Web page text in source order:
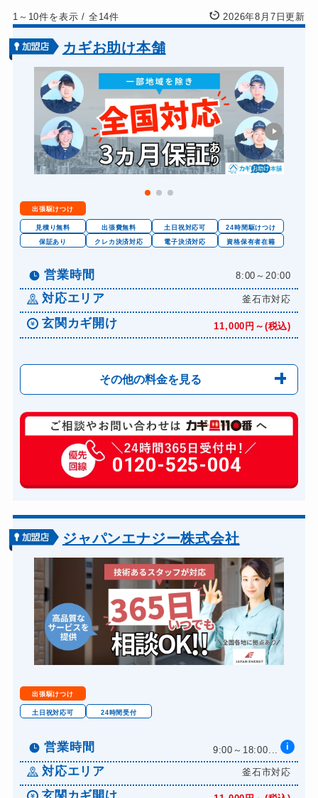
1～10件を表示/ 全14件 2026年8月7日更新
カギお助け本舗
出張駆けつけ
見積り無料 出張費無料 土日祝対応可
24時間駆けつけ
保証あり
クレカ決済対応 電子決済対応 資格保有者在籍
営業時間 8:00～20:00
対応エリア 釜石市対応
玄関カギ開け 11,000円～(税込)
その他の料金を見る
玄関カギ修理 6,600円～(税込)
玄関カギ作成 14,300円～(税込)
玄関カギ交換 14,300円～(税込)
バイクカギ開け 13,200円～(税込)
バイクカギ作成 16,500円～(税込)
スーツケースカギ開け 8,800円～(税込)
金庫カギ開け 14,300円～(税込)
金庫カギ交換 11,000円～(税込)
ロッカーカギ開け 8,800円～(税込)
ドアノブカギ開け
ドアノブカギ作成
0120-525-004
ジャパンエナジー株式会社
出張駆けつけ
土日祝対応可 24時間受付
営業時間 9:00～18:00... i
対応エリア 釜石市対応